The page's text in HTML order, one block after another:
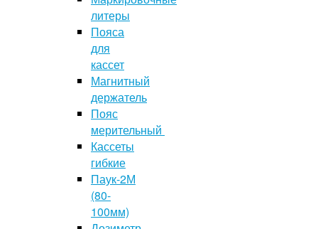
литеры
Пояса
для
кассет
Магнитный
держатель
Пояс
мерительный
Кассеты
гибкие
Паук-2М
(80-
100мм)